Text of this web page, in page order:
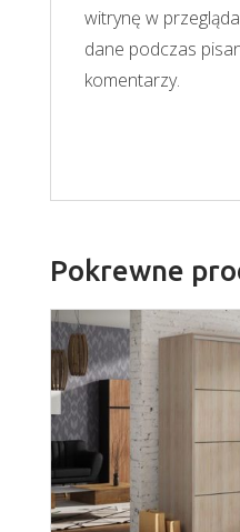
witrynę w
dane podczas
komentarzy.
Pokrewne